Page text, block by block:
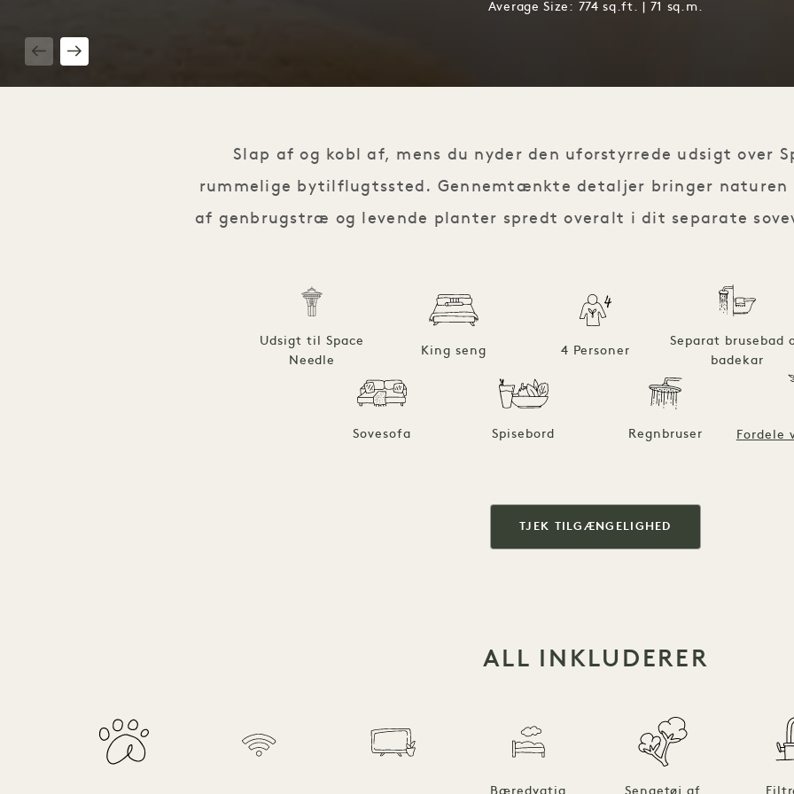
Average Size: 774 sq.ft. | 71 sq.m.
Slap af og kobl af, mens du nyder den uforstyrrede udsigt over
rummelige bytilflugtssted. Gennemtænkte detaljer bringer naturen
af genbrugstræ og levende planter spredt overalt i dit separate
Udsigt til Space
Needle
King seng 4 Personer
Separat brusebad
badekar
Sovesofa Spisebord Regnbruser Fordele
TJEK TILGÆNGELIGHED
ALL INKLUDERER